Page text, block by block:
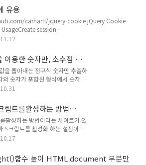
이제 객체 안을 통째로 들여다 보는 방법을
['속성이름']의 표현식을 이용하면 된다. var msg = '';
+= temp +..
유용
carhartl/jquery-cookie jQuery Cookie
session
'the_value'); Create expiring cookie, 7 days
site:$.cookie('the_cookie', 'the_value', { expires:
용한 숫자만, 소수점 이
을 뽑아내는 정규식 숫자만 추출하
숫자가 포함된 형식에서 숫자만
. > console.log(
포함된 형식에서 자연수(소수점 제
입니다. > console.log(
참고: 자바스크립트 정규식을 이
ji80903.tistory.com/306 자바
: http://hym77.kr/blog/?
립트를활성하는 방법
활성하는 방법이라는 사이트가 있
스크립트를 활성화 하는 설정이 나
함수 높이 HTML document 부분만